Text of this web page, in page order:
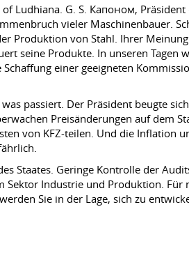
Ludhiana. G. S. Капоном, Präsident
vieler Maschinenbauer.
Produktion von Stahl. Ihrer
seine Produkte. In unseren Tagen
einer geeigneten
passiert. Der Präsident beugte
Preisänderungen auf dem
von KFZ-teilen. Und die Inflation
Staates. Geringe Kontrolle der
Sektor Industrie und Produktion. Für
Sie in der Lage, sich zu